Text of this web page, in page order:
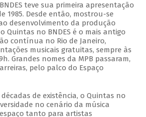
teve sua primeira apresentação
1985. Desde então, mostrou-se
desenvolvimento da produção
Quintas no BNDES é o mais antigo
contínua no Rio de Janeiro,
musicais gratuitas, sempre às
Grandes nomes da MPB passaram,
pelo palco do Espaço
de existência, o Quintas no
no cenário da música
tanto para artistas